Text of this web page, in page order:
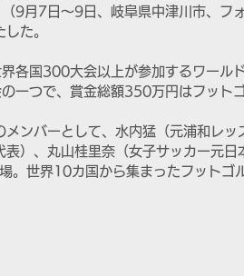
月7日〜9日、岐阜県中津川市、フ
た。
各国300大会以上が参加するワール
一つで、賞金総額350万円はフット
ンバーとして、水内猛（元浦和レッ
）、丸山桂里奈（女子サッカー元日
。世界10カ国から集まったフットゴ